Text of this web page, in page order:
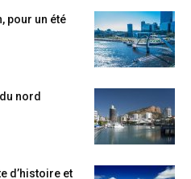
pour un été
nord
d’histoire et